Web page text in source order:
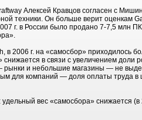
Алексей Кравцов согласен с
техники. Он больше верит оценкам
г. в России было продано 7-7,5 млн
в 2006 г. на «самосбор» приходилось
в связи с увеличением доли
и небольшие магазины — не
для компаний — доля оплаты труда в
вес «самосбора» снижается